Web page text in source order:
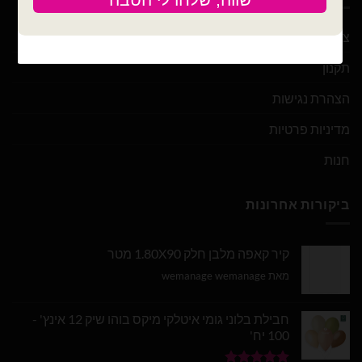
צור קשר
תקנון
הצהרת נגישות
מדיניות פרטיות
חנות
ביקורות אחרונות
קיר קאפה מלבן חלק 1.80X90 מטר
מאת wemanage wemanage
חבילת בלוני גומי איטלקי מיקס בוהו שיק 12 אינץ' -
100 יח'